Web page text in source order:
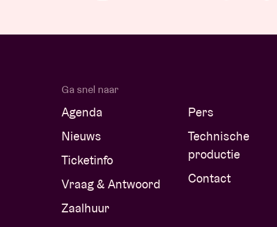
Ga snel naar
Agenda
Nieuws
Ticketinfo
Vraag & Antwoord
Zaalhuur
Pers
Technische
productie
Contact